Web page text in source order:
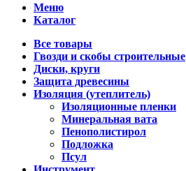
Меню
Каталог
Все товары
Гвозди и скобы строительные
Диски, круги
Защита древесины
Изоляция (утеплитель)
Изоляционные пленки
Минеральная вата
Пенополистирол
Подложка
Псул